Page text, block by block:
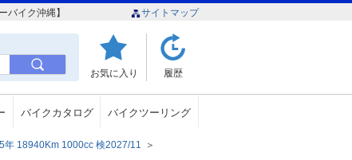
イク沖縄】 サイトマップ
お気に入り 履歴
バイクカタログ バイクツーリング
18940Km 1000cc 検2027/11
＞